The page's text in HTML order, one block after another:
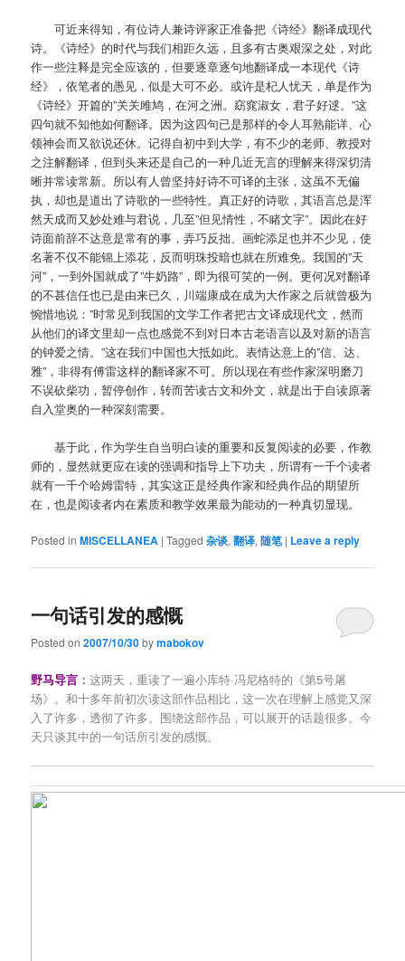
可近来得知，有位诗人兼诗评家正准备把《诗经》翻译成现代
诗。《诗经》的时代与我们相距久远，且多有古奥艰深之处，对此
作一些注释是完全应该的，但要逐章逐句地翻译成一本现代《诗
经》，依笔者的愚见，似是大可不必。或许是杞人忧天，单是作为
《诗经》开篇的”关关雎鸠，在河之洲。窈窕淑女，君子好逑。”这
四句就不知他如何翻译。因为这四句已是那样的令人耳熟能详、心
领神会而又欲说还休。记得自初中到大学，有不少的老师、教授对
之注解翻译，但到头来还是自己的一种几近无言的理解来得深切清
晰并常读常新。所以有人曾坚持好诗不可译的主张，这虽不无偏
执，却也是道出了诗歌的一些特性。真正好的诗歌，其语言总是浑
然天成而又妙处难与君说，几至”但见情性，不睹文字”。因此在好
诗面前辞不达意是常有的事，弄巧反拙、画蛇添足也并不少见，使
名著不仅不能锦上添花，反而明珠投暗也就在所难免。我国的”天
河”，一到外国就成了”牛奶路”，即为很可笑的一例。更何况对翻译
的不甚信任也已是由来已久，川端康成在成为大作家之后就曾极为
惋惜地说：”时常见到我国的文学工作者把古文译成现代文，然而
从他们的译文里却一点也感觉不到对日本古老语言以及对新的语言
的钟爱之情。”这在我们中国也大抵如此。表情达意上的”信、达、
雅”，非得有傅雷这样的翻译家不可。所以现在有些作家深明磨刀
不误砍柴功，暂停创作，转而苦读古文和外文，就是出于自读原著
自入堂奥的一种深刻需要。
基于此，作为学生自当明白读的重要和反复阅读的必要，作教
师的，显然就更应在读的强调和指导上下功夫，所谓有一千个读者
就有一千个哈姆雷特，其实这正是经典作家和经典作品的期望所
在，也是阅读者内在素质和教学效果最为能动的一种真切显现。
Posted in MISCELLANEA |Tagged 杂谈,翻译,随笔 | Leave a reply
一句话引发的感慨
Posted on2007/10/30bymabokov
野马导言 ：这两天，重读了一遍小库特·冯尼格特的《第5号屠
场》。和十多年前初次读这部作品相比，这一次在理解上感觉又深
入了许多，透彻了许多。围绕这部作品，可以展开的话题很多。今
天只谈其中的一句话所引发的感慨。